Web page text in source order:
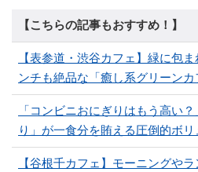
【こちらの記事もおすすめ！】
【表参道・渋谷カフェ】緑に包
ンチも絶品な「癒し系グリーンカ
「コンビニおにぎりはもう高い
り」が一食分を賄える圧倒的ボリ
【谷根千カフェ】モーニングや